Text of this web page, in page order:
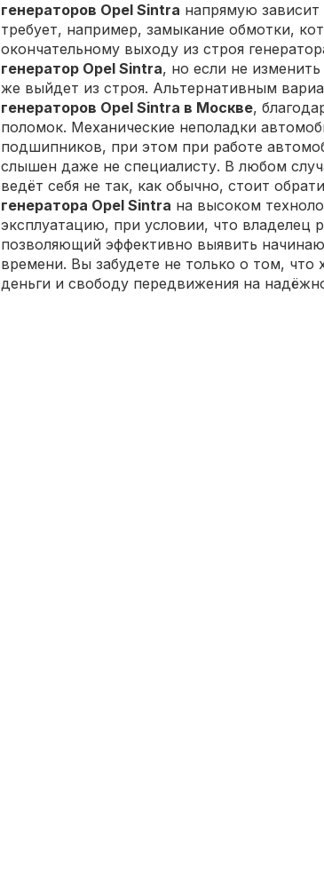
генераторов Opel Sintra напрямую
требует, например, замыкание обмотки,
окончательному выходу из строя
генератор Opel Sintra, но если не
же выйдет из строя. Альтернативным
генераторов Opel Sintra в Москве,
поломок. Механические неполадки
подшипников, при этом при работе
слышен даже не специалисту. В любом
ведёт себя не так, как обычно, стоит
генератора Opel Sintra на высоком
эксплуатацию, при условии, что владелец
позволяющий эффективно выявить
времени. Вы забудете не только о том, что
деньги и свободу передвижения на